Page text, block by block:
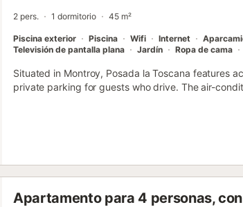
2 pers. 1 dormitorio 45 m²
Piscina exterior Piscina Wifi Internet
Televisión de pantalla plana
Jardín Ropa de cama
Situated in Montroy, Posada la Toscana features
private parking for guests who drive. The air-
Apartamento para 4 personas,